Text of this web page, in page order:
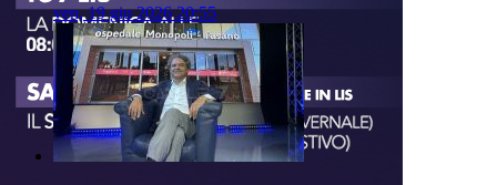
ven, 19 giu 2026 20:55